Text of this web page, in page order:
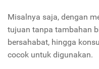
Misalnya saja, dengan
tujuan tanpa tambahan
bersahabat, hingga
cocok untuk digunakan.